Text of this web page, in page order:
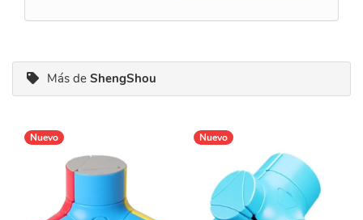
Más de ShengShou
Nuevo Nuevo